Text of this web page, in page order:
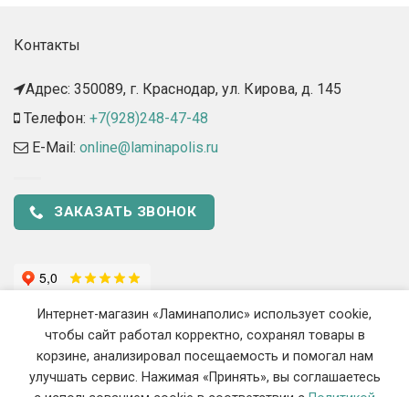
Контакты
Адрес: 350089, г. Краснодар, ул. Кирова, д. 145​
Телефон: +7(928)248-47-48
E-Mail: online@laminapolis.ru
ЗАКАЗАТЬ ЗВОНОК
Интернет-магазин «Ламинаполис» использует cookie,
чтобы сайт работал корректно, сохранял товары в
корзине, анализировал посещаемость и помогал нам
улучшать сервис. Нажимая «Принять», вы соглашаетесь